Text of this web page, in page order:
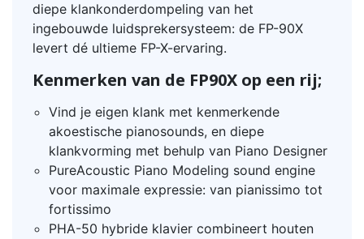
diepe klankonderdompeling van het
ingebouwde luidsprekersysteem: de FP-90X
levert dé ultieme FP-X-ervaring.
Kenmerken van de FP90X op een rij;
Vind je eigen klank met kenmerkende
akoestische pianosounds, en diepe
klankvorming met behulp van Piano Designer
PureAcoustic Piano Modeling sound engine
voor maximale expressie: van pianissimo tot
fortissimo
PHA-50 hybride klavier combineert houten